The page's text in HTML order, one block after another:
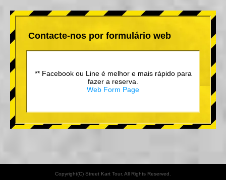
Contacte-nos por formulário web
** Facebook ou Line é melhor e mais rápido para
fazer a reserva.
Web Form Page
Copyright(C) Street Kart Tour. All Rights Reserved.